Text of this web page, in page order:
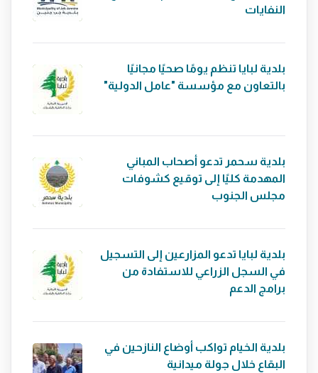
النفايات
بلدية لبايا تنظم يومًا صحيًا مجانيًا
بالتعاون مع مؤسسة "عامل الدولية"
بلدية سحمر تدعو أصحاب المباني
المهدمة كليًا إلى توقيع كشوفات
مجلس الجنوب
بلدية لبايا تدعو المزارعين إلى التسجيل
في السجل الزراعي للاستفادة من
برامج الدعم
بلدية الخيام تواكب أوضاع النازحين في
البقاع خلال جولة ميدانية